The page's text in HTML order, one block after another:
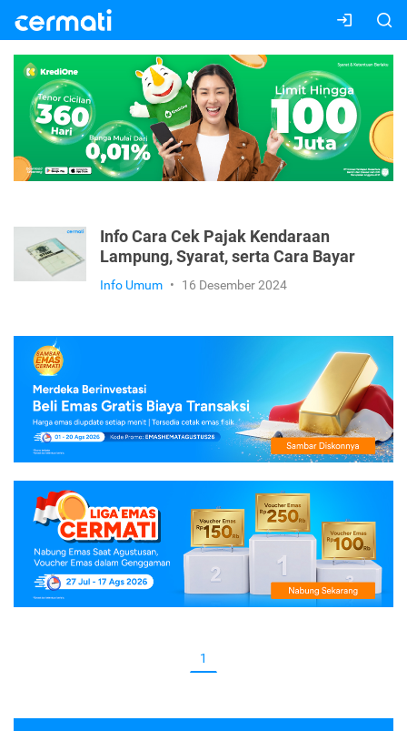
Info Cara Cek Pajak Kendaraan
Lampung, Syarat, serta Cara Bayar
Info Umum • 16 Desember 2024
1